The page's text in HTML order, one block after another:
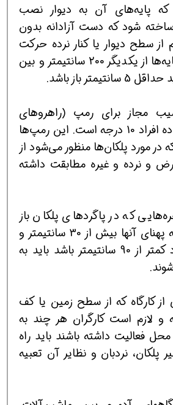
که ‌پایه‌های ‌آن‌ به ‌دیوار نصب
‌شود که‌ دست‌ آزادانه ‌بدون
از سطح دیوار یا کنار نرده ‌حرکت‌
کند حداکثر فاصله ‌پایه‌ها از یکدیگر 200 سانتیمتر و بین
باز باشد.
شیب ‌مجاز برای‌ رمپ (راهروهای‌
شیب‌دار) مورد استفاده ‌افراد 10 درجه‌ است‌. این ‌رمپ‌ها
‌در مورد پلکان‌ها منظور می‌شود از
و نرده‌ و غیره ‌مطابقت‌ داشته
‌که ‌در پاگردهای ‌پلکان ‌باز
می‌شود در صورتی ‌که ‌پهنای ‌آنها بیش ‌از 30 سانتیمتر و
فاصله ‌با سطح ‌پاگرد کمتر از 90 سانتیمتر باشد باید‌ به
از کارگاه که از سطح زمین یا کف
و لازم است کارگران هر چند به
فعالیت داشته باشند باید راه
نردبان و نظایر آن تعبیه